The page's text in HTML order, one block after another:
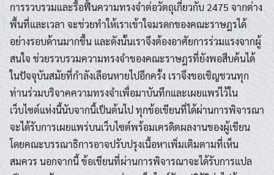
การรวบรวมและรื้อฟื้นความทรงจำต่อวัตถุเกี่ยวกับ 2475 จากต่าง
พื้นที่และเวลา จะช่วยทำให้เราเข้าใจมรดกของคณะราษฎรได้
อย่างรอบด้านมากขึ้น และดังนั้นเราจึงต้องอาศัยการร่วมแรงจากผู้
สนใจ ช่วยรวบรวมความทรงจำของคณะราษฎรที่ยังพอสืบค้นได้
ในปัจจุบันสมัยที่กำลังเลือนหายไปอีกครั้ง เราจึงขอเชิญชวนทุก
ท่านร่วมบริจาคความทรงจำเพื่อมาบันทึกและเผยแพร่ไว้ใน
เว็บไซต์แห่งนี้นับจากนี้เป็นต้นไป ทุกข้อเขียนที่ได้ผ่านการพิจารณา
จะได้รับการเผยแพร่บนเว็บไซต์พร้อมเครดิตผลงานของผู้เขียน
โดยคณะบรรณาธิการอาจปรับปรุงเนื้อหาเพิ่มเติมตามที่เห็น
สมควร นอกจากนี้ ข้อเขียนที่ผ่านการพิจารณาจะได้รับการแปล